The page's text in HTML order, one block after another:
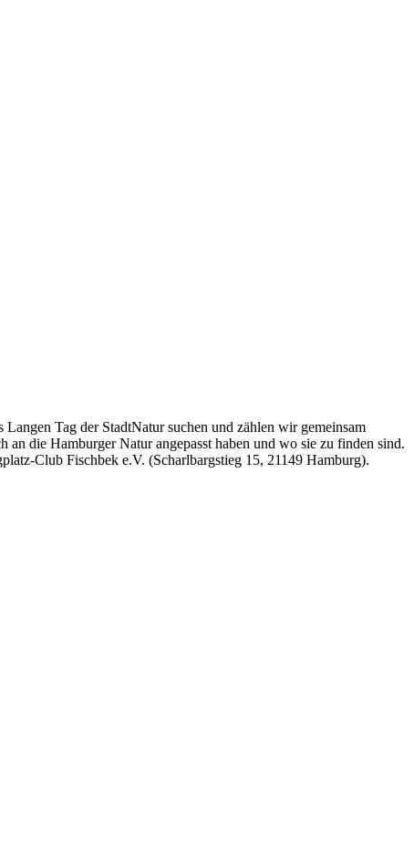
Tag der StadtNatur suchen und zählen wir gemeinsam
die Hamburger Natur angepasst haben und wo sie zu finden sind.
Club Fischbek e.V. (Scharlbargstieg 15, 21149 Hamburg).